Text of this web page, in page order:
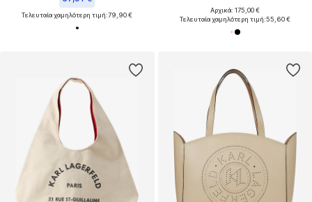
Τελευταία χαμηλότερη τιμή:79,90 €
Αρχικά: 175,00 €
Τελευταία χαμηλότερη τιμή:55,60 €